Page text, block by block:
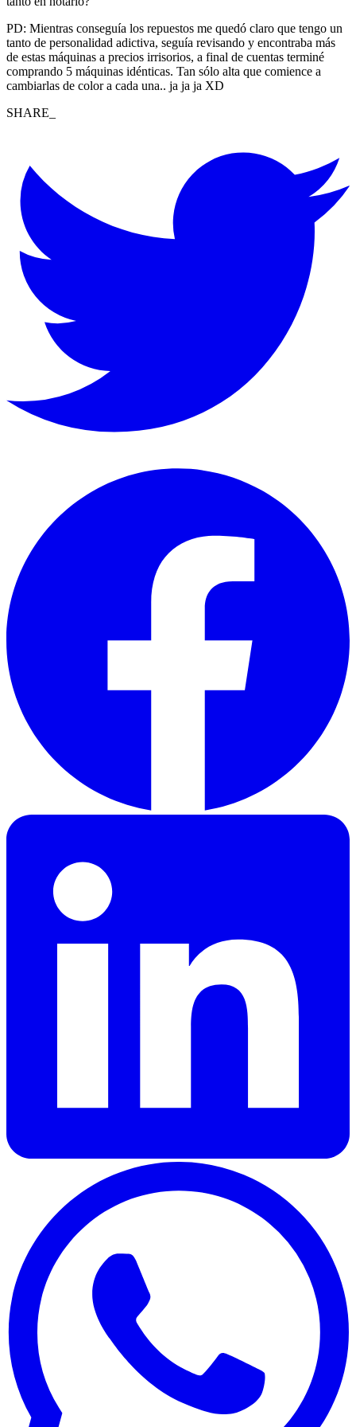
PD: Mientras conseguía los repuestos me quedó claro que tengo un
tanto de personalidad adictiva, seguía revisando y encontraba más
de estas máquinas a precios irrisorios, a final de cuentas terminé
comprando 5 máquinas idénticas. Tan sólo alta que comience a
cambiarlas de color a cada una.. ja ja ja XD
SHARE_